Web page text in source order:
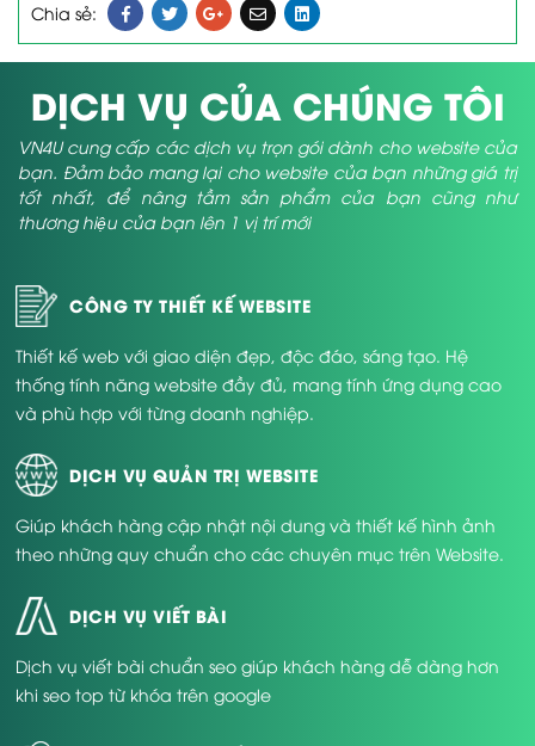
Chia sẻ:
DỊCH VỤ CỦA CHÚNG TÔI
VN4U cung cấp các dịch vụ trọn gói dành cho website của
bạn. Đảm bảo mang lại cho website của bạn những giá trị
tốt nhất, để nâng tầm sản phẩm của bạn cũng như
thương hiệu của bạn lên 1 vị trí mới
CÔNG TY THIẾT KẾ WEBSITE
Thiết kế web với giao diện đẹp, độc đáo, sáng tạo. Hệ
thống tính năng website đầy đủ, mang tính ứng dụng cao
và phù hợp với từng doanh nghiệp.
DỊCH VỤ QUẢN TRỊ WEBSITE
Giúp khách hàng cập nhật nội dung và thiết kế hình ảnh
theo những quy chuẩn cho các chuyên mục trên Website.
DỊCH VỤ VIẾT BÀI
Dịch vụ viết bài chuẩn seo giúp khách hàng dễ dàng hơn
khi seo top từ khóa trên google